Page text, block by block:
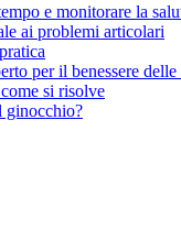
e monitorare la
ai problemi articolari
per il benessere
si risolve
ginocchio?